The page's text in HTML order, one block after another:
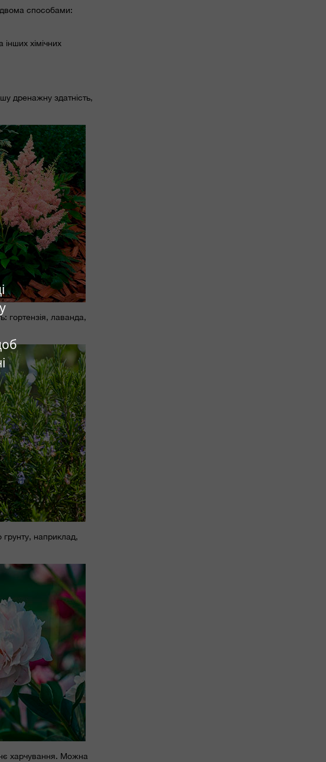
двома способами:
хімічних
дренажну здатність,
гортензія, лаванда,
грунту, наприклад,
харчування. Можна